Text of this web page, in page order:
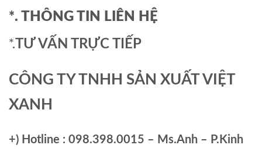
*. THÔNG TIN LIÊN HỆ
*.TƯ VẤN TRỰC TIẾP
CÔNG TY TNHH SẢN XUẤT VIỆT
XANH
+) Hotline : 098.398.0015 – Ms.Anh – P.Kinh